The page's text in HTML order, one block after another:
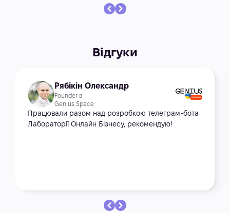
Відгуки
Рябікін Олександр
Founder в
Genius.Space
Працювали разом над розробкою телеграм-бота
Лабораторії Онлайн Бізнесу, рекомендую!